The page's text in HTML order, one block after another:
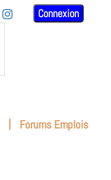
 Connexion
| Forums Emplois